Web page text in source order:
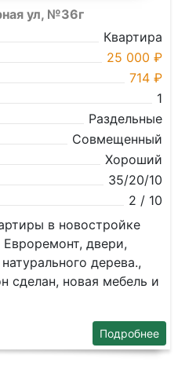
ул, №36г
Квартира
25 000 ₽
714 ₽
1
Раздельные
Совмещенный
Хороший
35/20/10
2 / 10
в новостройке
двери,
дерева.,
сделан, новая мебель и
Подробнее